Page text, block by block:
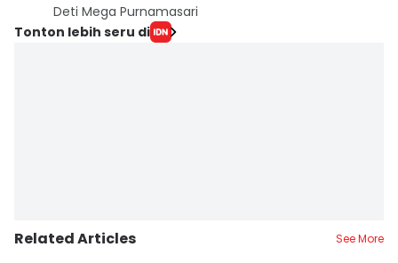
Deti Mega Purnamasari
Tonton lebih seru di
Related Articles See More